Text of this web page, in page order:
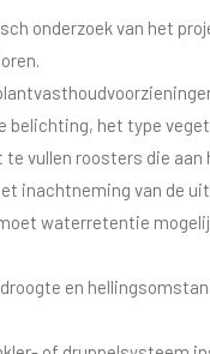
onderzoek van het
belichting, het type
vullen roosters die aan
inachtneming van de
waterretentie
en